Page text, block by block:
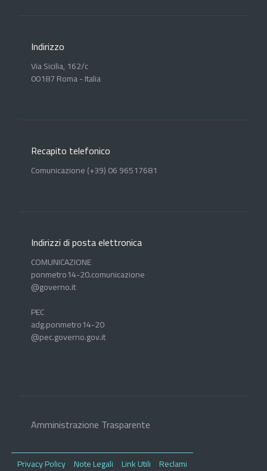
Indirizzo
Via Sicilia, 162/c
00187 Roma - Italia
Recapito telefonico
Comunicazione (+39) 06 96517681
Indirizzi di posta elettronica
COMUNICAZIONE
ponmetro14-20.comunicazione
@governo.it
PEC
adg.ponmetro14-20
@pec.governo.gov.it
Amministrazione Trasparente
Privacy Policy Note Legali Link Utili Reclami